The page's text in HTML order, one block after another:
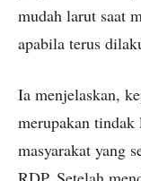
mudah larut saat
apabila terus
Ia menjelaskan,
merupakan
masyarakat yang